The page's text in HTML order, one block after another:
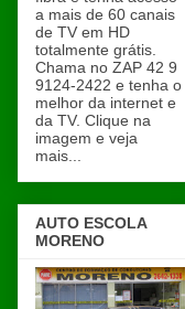
a mais de 60 canais
de TV em HD
totalmente grátis.
Chama no ZAP 42 9
9124-2422 e tenha o
melhor da internet e
da TV. Clique na
imagem e veja
mais...
AUTO ESCOLA
MORENO